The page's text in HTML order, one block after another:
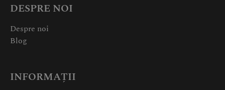
DESPRE NOI
Despre noi
Blog
INFORMAȚII